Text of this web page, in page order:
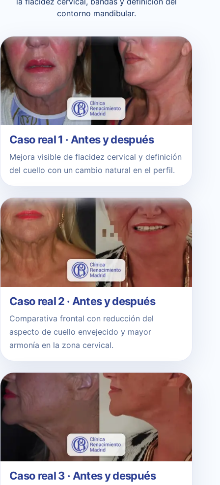
contorno mandibular.
Caso real 1 · Antes y después
Mejora visible de flacidez cervical y definición
del cuello con un cambio natural en el perfil.
Caso real 2 · Antes y después
Comparativa frontal con reducción del
aspecto de cuello envejecido y mayor
armonía en la zona cervical.
Caso real 3 · Antes y después